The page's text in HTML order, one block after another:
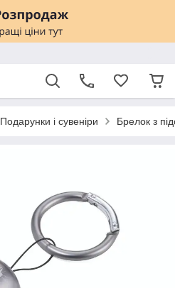
Подарунки і сувеніри Брелок з